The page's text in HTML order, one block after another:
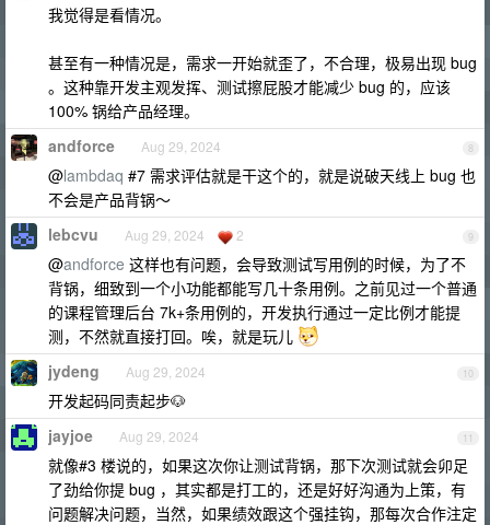
我觉得是看情况。
甚至有一种情况是，需求一开始就歪了，不合理，极易出现 bug
。这种靠开发主观发挥、测试擦屁股才能减少 bug 的，应该
100% 锅给产品经理。
8
andforce Aug 29, 2024
@lambdaq #7 需求评估就是干这个的，就是说破天线上 bug 也
不会是产品背锅～
9
lebcvu Aug 29, 2024 2
@andforce 这样也有问题，会导致测试写用例的时候，为了不
背锅，细致到一个小功能都能写几十条用例。之前见过一个普通
的课程管理后台 7k+条用例的，开发执行通过一定比例才能提
测，不然就直接打回。唉，就是玩儿
10
jydeng Aug 29, 2024
开发起码同责起步🐶
11
jayjoe Aug 29, 2024
就像#3 楼说的，如果这次你让测试背锅，那下次测试就会卯足
了劲给你提 bug ，其实都是打工的，还是好好沟通为上策，有
问题解决问题，当然，如果绩效跟这个强挂钩，那每次合作注定